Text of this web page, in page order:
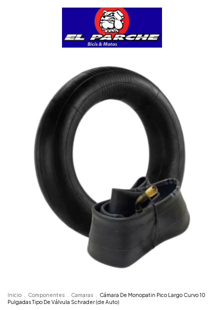
Inicio Componentes Camaras
Cámara De Monopatin Pico Largo Curvo 10
Pulgadas Tipo De Válvula Schrader (de Auto)